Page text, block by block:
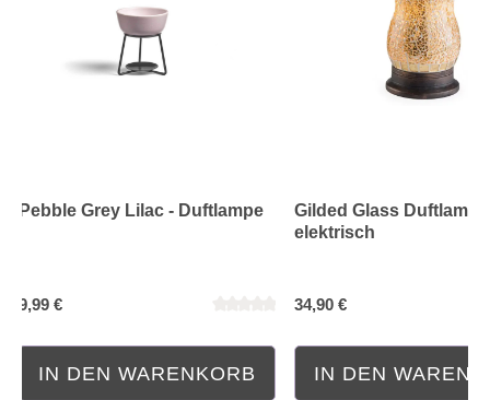
Pebble Grey Lilac - Duftlampe
9,99 €
IN DEN WARENKORB
Gilded Glass Duftlampe
elektrisch
34,90 €
IN DEN